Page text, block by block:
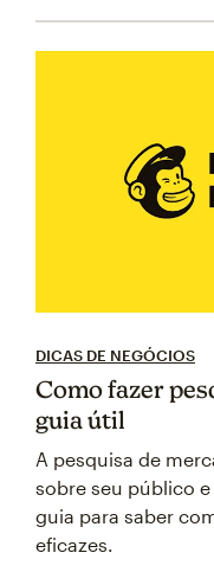
DICAS DE NEGÓCIOS
Como fazer
guia útil
A pesquisa de
sobre seu público
guia para saber
eficazes.